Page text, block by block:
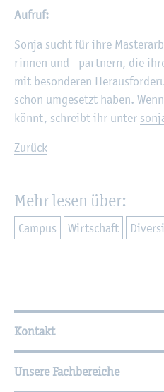
Auf­ruf:
Sonja sucht für ihre
rin­nen und –part­nern, die
mit be­son­de­ren
schon um­ge­setzt haben.
könnt, schreibt ihr unter
Zu­rück
Mehr lesen über:
Cam­pus Wirt­schaft
Wei­ter­füh­ren­de
Kontakt
Unsere Fachbereiche